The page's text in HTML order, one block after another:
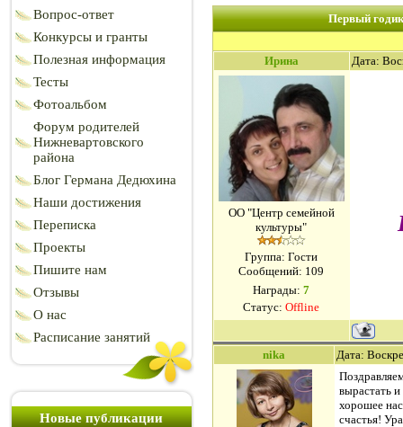
Вопрос-ответ
Конкурсы и гранты
Полезная информация
Тесты
Фотоальбом
Форум родителей
Нижневартовского
района
Блог Германа Дедюхина
Наши достижения
Переписка
Проекты
Пишите нам
Отзывы
О нас
Расписание занятий
Новые публикации
Первый
Ирина Дата:
ОО "Центр семейной
культуры"
Группа: Гости
Сообщений: 109
Награды:7
Статус:Offline
nika Дата:
вырастать
хорошее
счастья!